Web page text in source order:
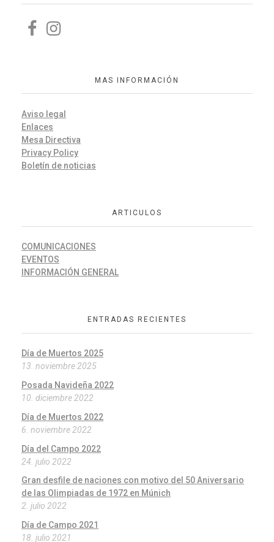
MAS INFORMACIÓN
Aviso legal
Enlaces
Mesa Directiva
Privacy Policy
Boletín de noticias
ARTICULOS
COMUNICACIONES
EVENTOS
INFORMACIÓN GENERAL
ENTRADAS RECIENTES
Día de Muertos 2025
13. noviembre 2025
Posada Navideña 2022
10. diciembre 2022
Día de Muertos 2022
6. noviembre 2022
Día del Campo 2022
24. julio 2022
Gran desfile de naciones con motivo del 50 Aniversario
de las Olimpiadas de 1972 en Múnich
2. julio 2022
Día de Campo 2021
18. julio 2021